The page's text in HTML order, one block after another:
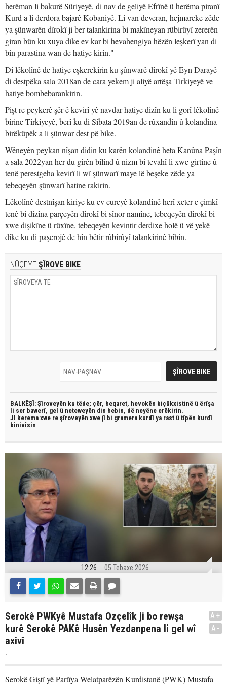
herêman li bakurê Sûriyeyê, di nav de geliyê Efrînê û herêma piranî
Kurd a li derdora bajarê Kobaniyê. Li van deveran, hejmareke zêde
ya şûnwarên dîrokî ji ber talankirina bi makîneyan rûbirûyî zererên
giran bûn ku xuya dike ev kar bi hevahengiya hêzên leşkerî yan di
bin parastina wan de hatiye kirin."
Di lêkolînê de hatiye eşkerekirin ku şûnwarê dîrokî yê Eyn Darayê
di destpêka sala 2018an de cara yekem ji aliyê artêşa Tirkiyeyê ve
hatiye bombebarankirin.
Pişt re peykerê şêr ê kevirî yê navdar hatiye dizîn ku li gorî lêkolînê
birine Tirkiyeyê, berî ku di Sibata 2019an de rûxandin û kolandina
birêkûpêk a li şûnwar dest pê bike.
Wêneyên peykan nîşan didin ku karên kolandinê heta Kanûna Paşîn
a sala 2022yan her du girên bilind û nizm bi tevahî li xwe girtine û
tenê perestgeha kevirî li wî şûnwarî maye lê beşeke zêde ya
tebeqeyên şûnwarî hatine rakirin.
Lêkolînê destnîşan kiriye ku ev cureyê kolandinê herî xeter e çimkî
tenê bi dizîna parçeyên dîrokî bi sînor namîne, tebeqeyên dîrokî bi
xwe dişikîne û rûxîne, tebeqeyên kevintir derdixe holê û vê yekê
dike ku di paşerojê de hîn bêtir rûbirûyî talankirinê bibin.
NÛÇEYE ŞÎROVE BIKE
BALKÊŞÎ: Şîroveyên ku têde; çêr, heqaret, hevokên biçûkxistinê û êrîşa
li ser bawerî, gel û neteweyên din hebin, dê neyêne erêkirin.
JI kerema xwe re şîroveyên xwe jî bi gramera kurdî ya rast û tîpên kurdî
binivîsin
12:26 05 Tebaxe 2026
Serokê PWKyê Mustafa Ozçelîk ji bo rewşa
kurê Serokê PAKê Husên Yezdanpena li gel wî
axivî
.
A+
A-
Serokê Giştî yê Partîya Welatparêzên Kurdistanê (PWK) Mustafa